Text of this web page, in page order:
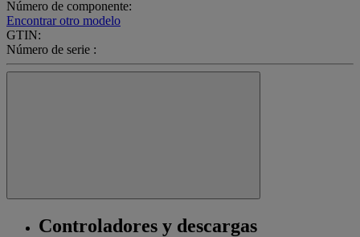
Número de componente:
Encontrar otro modelo
GTIN:
Número de serie :
Controladores y descargas